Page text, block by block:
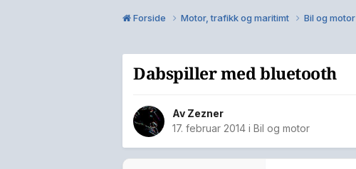
Forside Motor, trafikk og maritimt Bil og motor
Dabspiller med bluetooth
Av Zezner
17. februar 2014 i Bil og motor